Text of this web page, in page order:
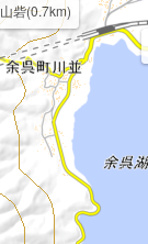
砦(0.7km)